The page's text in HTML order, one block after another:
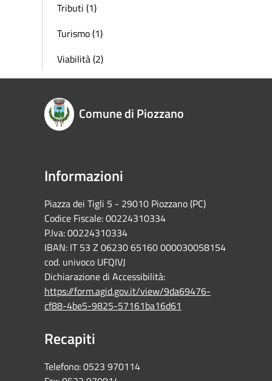
Tributi (1)
Turismo (1)
Viabilità (2)
Comune di Piozzano
Informazioni
Piazza dei Tigli 5 - 29010 Piozzano (PC)
Codice Fiscale: 00224310334
P.Iva: 00224310334
IBAN: IT 53 Z 06230 65160 000030058154
cod. univoco UFQIVJ
Dichiarazione di Accessibilità:
https://form.agid.gov.it/view/9da69476-
cf88-4be5-9825-57161ba16d61
Recapiti
Telefono:0523 970114